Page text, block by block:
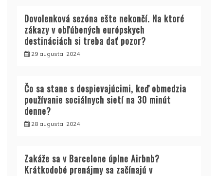
Dovolenková sezóna ešte nekončí. Na ktoré
zákazy v obľúbených európskych
destináciách si treba dať pozor?
29 augusta, 2024
Čo sa stane s dospievajúcimi, keď obmedzia
používanie sociálnych sietí na 30 minút
denne?
28 augusta, 2024
Zakáže sa v Barcelone úplne Airbnb?
Krátkodobé prenájmy sa začínajú v